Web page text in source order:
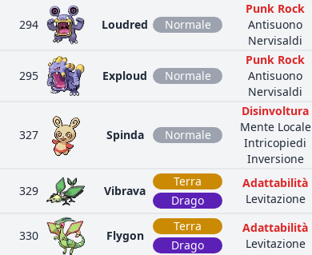
294 Loudred Normale
Punk Rock
Antisuono
Nervisaldi
295 Exploud Normale
Punk Rock
Antisuono
Nervisaldi
327 Spinda Normale
Disinvoltura
Mente Locale
Intricopiedi
Inversione
329 Vibrava
Terra
Drago
Adattabilità
Levitazione
330 Flygon
Terra
Drago
Adattabilità
Levitazione